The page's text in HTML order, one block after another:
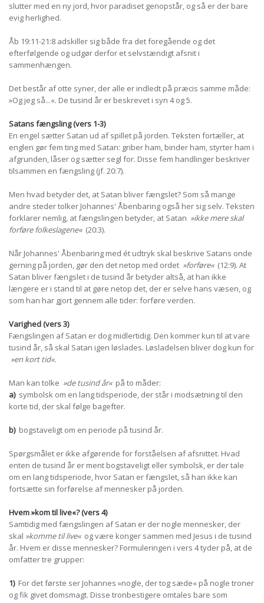
slutter med en ny jord, hvor paradiset genopstår, og så er der bare
evig herlighed.
Åb 19:11-21:8 adskiller sig både fra det foregående og det
efterfølgende og udgør derfor et selvstændigt afsnit i
sammenhængen.
Det består af otte syner, der alle er indledt på præcis samme måde:
»Og jeg så...«. De tusind år er beskrevet i syn 4 og 5.
Satans fængsling (vers 1-3)
En engel sætter Satan ud af spillet på jorden. Teksten fortæller, at
englen gør fem ting med Satan: griber ham, binder ham, styrter ham i
afgrunden, låser og sætter segl for. Disse fem handlinger beskriver
tilsammen en fængsling (jf. 20:7).
Men hvad betyder det, at Satan bliver fængslet? Som så mange
andre steder tolker Johannes' Åbenbaring også her sig selv. Teksten
forklarer nemlig, at fængslingen betyder, at Satan »ikke mere skal
forføre folkeslagene« (20:3).
Når Johannes' Åbenbaring med ét udtryk skal beskrive Satans onde
gerning på jorden, gør den det netop med ordet »forføre« (12:9). At
Satan bliver fængslet i de tusind år betyder altså, at han ikke
længere er i stand til at gøre netop det, der er selve hans væsen, og
som han har gjort gennem alle tider: forføre verden.
Varighed (vers 3)
Fængslingen af Satan er dog midlertidig. Den kommer kun til at vare
tusind år, så skal Satan igen løslades. Løsladelsen bliver dog kun for
»en kort tid«.
Man kan tolke »de tusind år« på to måder:
a) symbolsk om en lang tidsperiode, der står i modsætning til den
korte tid, der skal følge bagefter.
b) bogstaveligt om en periode på tusind år.
Spørgsmålet er ikke afgørende for forståelsen af afsnittet. Hvad
enten de tusind år er ment bogstaveligt eller symbolsk, er der tale
om en lang tidsperiode, hvor Satan er fængslet, så han ikke kan
fortsætte sin forførelse af mennesker på jorden.
Hvem »kom til live«? (vers 4)
Samtidig med fængslingen af Satan er der nogle mennesker, der
skal »komme til live« og være konger sammen med Jesus i de tusind
år. Hvem er disse mennesker? Formuleringen i vers 4 tyder på, at de
omfatter tre grupper:
1) For det første ser Johannes »nogle, der tog sæde« på nogle troner
og fik givet domsmagt. Disse tronbestigere omtales bare som